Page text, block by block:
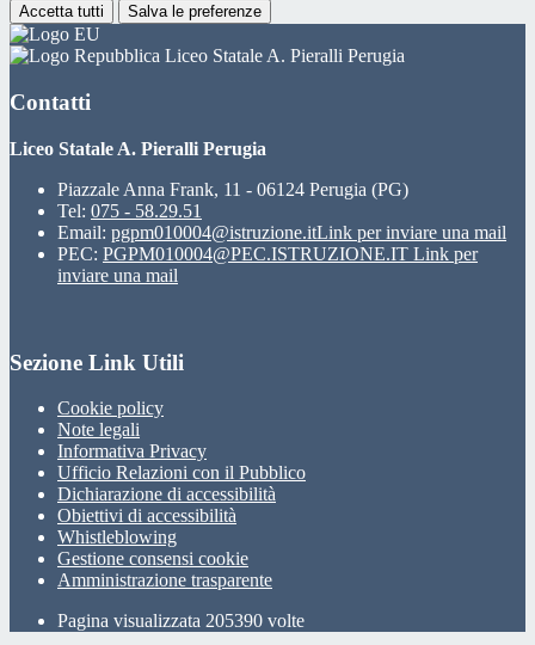
Accetta tutti Salva le preferenze
Liceo Statale A. Pieralli Perugia
Contatti
Liceo Statale A. Pieralli Perugia
Piazzale Anna Frank, 11 - 06124 Perugia (PG)
Tel: 075 - 58.29.51
Email: pgpm010004@istruzione.itLink per inviare una mail
PEC: PGPM010004@PEC.ISTRUZIONE.IT Link per
inviare una mail
Sezione Link Utili
Cookie policy
Note legali
Informativa Privacy
Ufficio Relazioni con il Pubblico
Dichiarazione di accessibilità
Obiettivi di accessibilità
Whistleblowing
Gestione consensi cookie
Amministrazione trasparente
Pagina visualizzata 205390 volte